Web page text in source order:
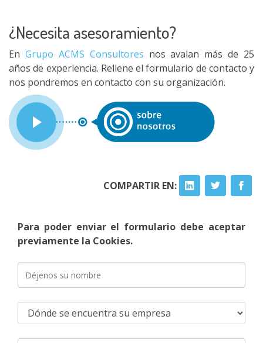
¿Necesita asesoramiento?
En Grupo ACMS Consultores nos avalan más de 25
años de experiencia. Rellene el formulario de contacto y
nos pondremos en contacto con su organización.
COMPARTIR EN:
Para poder enviar el formulario debe aceptar
previamente la Cookies.